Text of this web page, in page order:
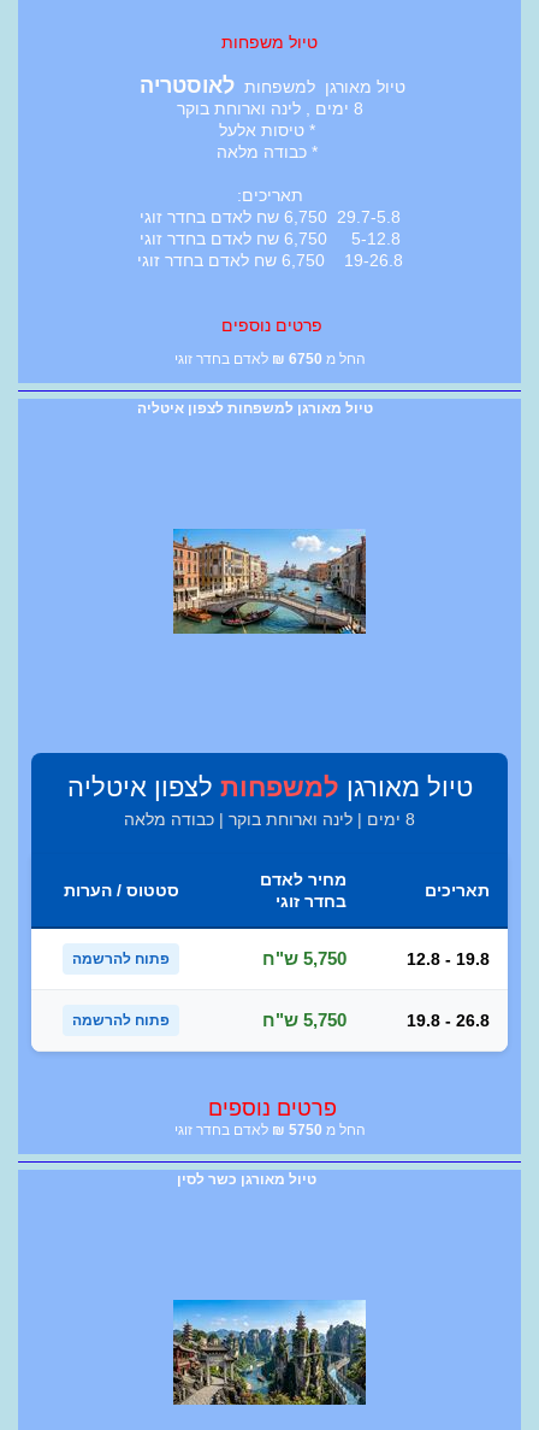
טיול משפחות
טיול מאורגן למשפחות לאוסטריה
8 ימים , לינה וארוחת בוקר
* טיסות אלעל
* כבודה מלאה
תאריכים:
29.7-5.8 6,750 שח לאדם בחדר זוגי
5-12.8 6,750 שח לאדם בחדר זוגי
19-26.8 6,750 שח לאדם בחדר זוגי
פרטים נוספים
החל מ 6750
₪ לאדם בחדר זוגי
טיול מאורגן למשפחות לצפון איטליה
טיול מאורגן למשפחות לצפון איטליה
8 ימים | לינה וארוחת בוקר | כבודה מלאה
תאריכים
מחיר לאדם
בחדר זוגי
סטטוס / הערות
12.8 - 19.8 5,750 ש"ח פתוח להרשמה
19.8 - 26.8 5,750 ש"ח פתוח להרשמה
פרטים נוספים
החל מ 5750
₪ לאדם בחדר זוגי
טיול מאורגן כשר לסין